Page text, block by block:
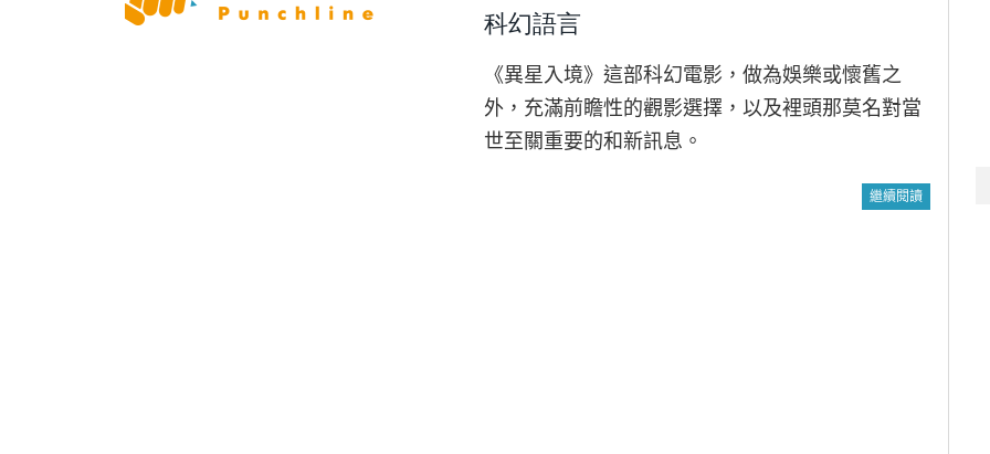
科幻語言
《異星入境》這部科幻電影，做為娛樂或懷舊之
外，充滿前瞻性的觀影選擇，以及裡頭那莫名對當
世至關重要的和新訊息。
繼續閱讀